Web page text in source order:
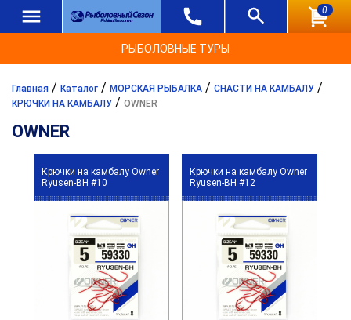
0
РЫБОЛОВНЫЕ ТУРЫ
Главная / Каталог / МОРСКАЯ РЫБАЛКА / СНАСТИ НА КАМБАЛУ /
КРЮЧКИ НА КАМБАЛУ / OWNER
OWNER
Крючки на камбалу Owner
Ryusen-BH #10
Крючки на камбалу Owner
Ryusen-BH #12